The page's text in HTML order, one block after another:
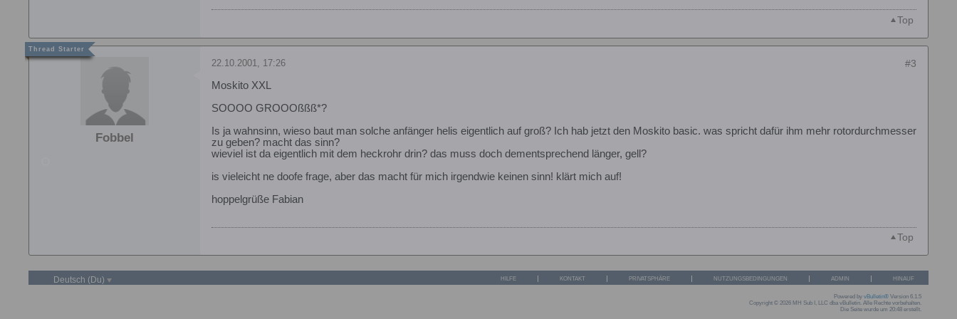
Top
Fobbel
#3
22.10.2001, 17:26
Moskito XXL
SOOOO GROOOßßß*?
Is ja wahnsinn, wieso baut man solche anfänger helis eigentlich auf groß? Ich hab jetzt den Moskito basic. was spricht dafür ihm mehr rotordurchmesser
zu geben? macht das sinn?
wieviel ist da eigentlich mit dem heckrohr drin? das muss doch dementsprechend länger, gell?
is vieleicht ne doofe frage, aber das macht für mich irgendwie keinen sinn! klärt mich auf!
hoppelgrüße Fabian
Top
Deutsch (Du) HILFE KONTAKT PRIVATSPHÄRE NUTZUNGSBEDINGUNGEN ADMIN HINAUF
Powered by vBulletin® Version 6.1.5
Copyright © 2026 MH Sub I, LLC dba vBulletin. Alle Rechte vorbehalten.
Die Seite wurde um 20:48 erstellt.